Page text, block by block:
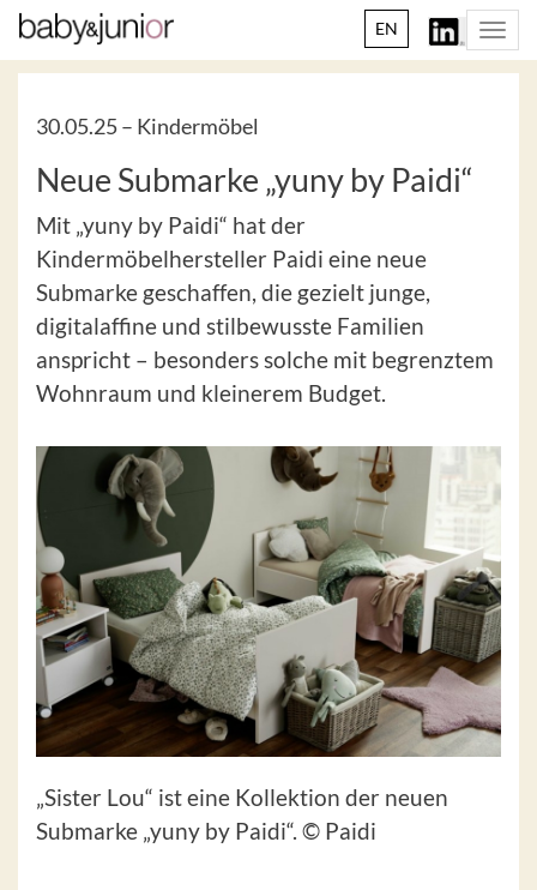
EN
30.05.25 – Kindermöbel
Neue Submarke „yuny by Paidi“
Mit „yuny by Paidi“ hat der
Kindermöbelhersteller Paidi eine neue
Submarke geschaffen, die gezielt junge,
digitalaffine und stilbewusste Familien
anspricht – besonders solche mit begrenztem
Wohnraum und kleinerem Budget.
„Sister Lou“ ist eine Kollektion der neuen
Submarke „yuny by Paidi“. © Paidi